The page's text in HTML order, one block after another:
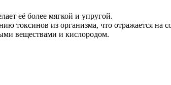
её более мягкой и упругой.
токсинов из организма, что отражается на
веществами и кислородом.